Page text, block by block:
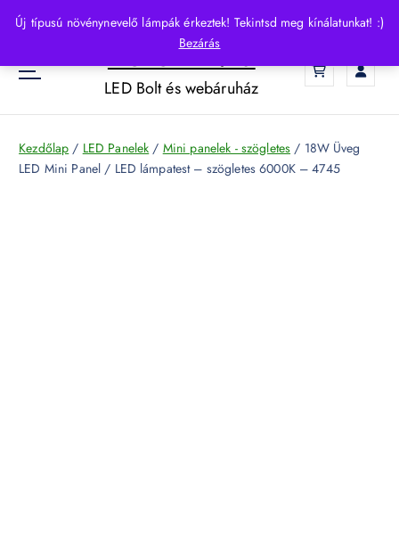
Új típusú növénynevelő lámpák érkeztek! Tekintsd meg kínálatunkat! :)
Bezárás
p
o
HelloLED.hu
LED Bolt és webáruház
Kezdőlap / LED Panelek / Mini panelek - szögletes / 18W Üveg
LED Mini Panel / LED lámpatest – szögletes 6000K – 4745